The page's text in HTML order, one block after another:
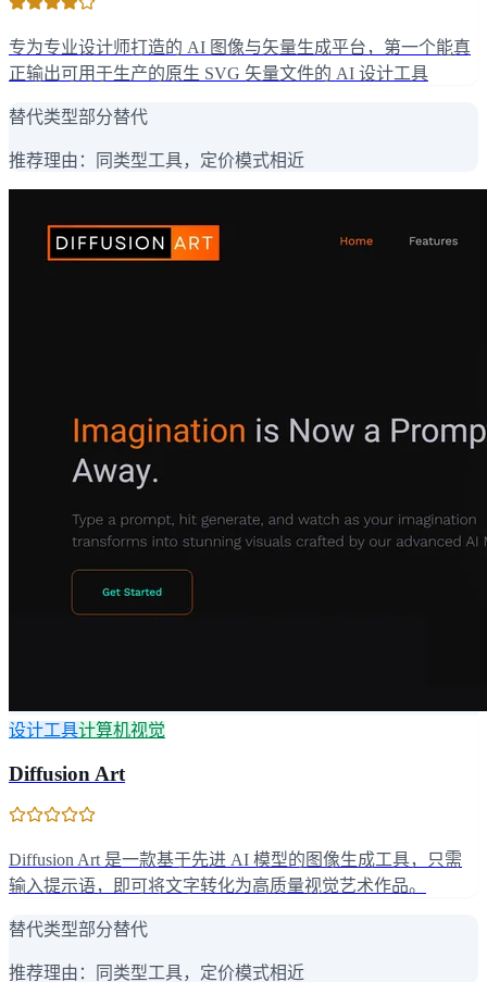
专为专业设计师打造的 AI 图像与矢量生成平台，第一个能真
正输出可用于生产的原生 SVG 矢量文件的 AI 设计工具
替代类型部分替代
推荐理由： 同类型工具，定价模式相近
设计工具计算机视觉
Diffusion Art
Diffusion Art 是一款基于先进 AI 模型的图像生成工具，只需
输入提示语，即可将文字转化为高质量视觉艺术作品。
替代类型部分替代
推荐理由： 同类型工具，定价模式相近